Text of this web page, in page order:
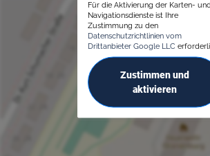
Für die Aktivierung der Karten- und
Navigationsdienste ist Ihre
Zustimmung zu den
Datenschutzrichtlinien vom
Drittanbieter Google LLC
Zustimmen und
aktivieren